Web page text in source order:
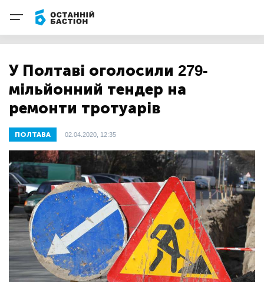
У Полтаві оголосили 279-
мільйонний тендер на
ремонти тротуарів
ПОЛТАВА 02.04.2020, 12:35